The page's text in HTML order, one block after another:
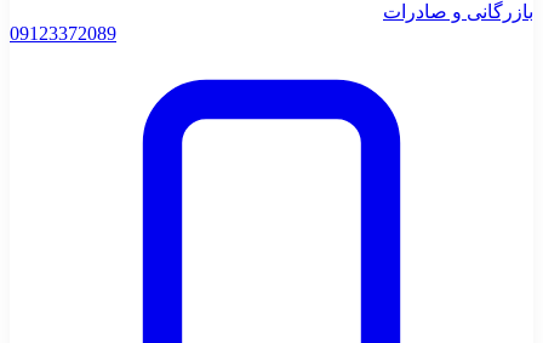
بازرگانی و صادرات
09123372089